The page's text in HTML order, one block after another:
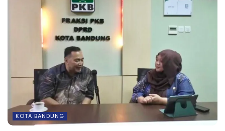
KOTA BANDUNG